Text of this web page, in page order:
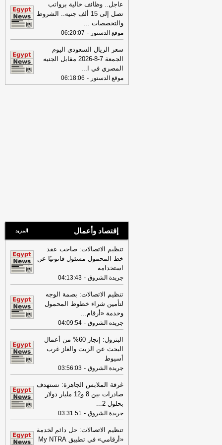
تفاصيل حملة الصحف القومية لمواجهة
مخاطر السوشيال ميديا
موقع مصراوي
16:46
وزير الخزانة الأميركي: لن نسمح
لإيران اتخاذ التجارة العالمية رهينة أو
استخدام الشحن الدولي لتمويل الحرس
الثوري
لبنانون 24
09:31
عناوين الصحف المصرية ليوم
الأربعاء 29-07-2026
-
عاجل.. وظائف خالية برواتب
تصل إلى 15 ألف جنيه.. الشروط
والتخصصات ...
موقع الدستور -
06:20:07
سعر الريال السعودي اليوم
الجمعة 7-8-2026 مقابل الجنيه
المصري في ا...
موقع الدستور -
06:18:06
إقتصاد وأعمال المزيد
تنظيم الاتصالات: صاحب عقد
خط المحمول مسئول قانونيًا عن
استخدامه
جريدة الشروق -
04:13:43
تنظيم الاتصالات: بصمة الوجه
لتأمين شراء خطوط المحمول
وخدمة «أرقام...
جريدة الشروق -
04:09:54
البترول: إنجاز 60% من أعمال
البحث عن الزيت والغاز غرب
أسيوط
جريدة الشروق -
03:56:03
غرفة الملابس الجاهزة: نستهدف
صادرات بين 8 و12 مليار دولار
بحلول 2
...
جريدة الشروق -
03:31:51
تنظيم الاتصالات: حل دائم لخدمة
«أرقامي» في تطبيق My NTRA